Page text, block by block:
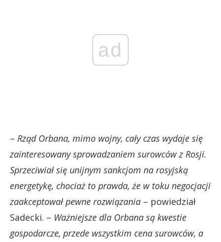
ad
– Rząd Orbana, mimo wojny, cały czas wydaje się
zainteresowany sprowadzaniem surowców z Rosji.
Sprzeciwiał się unijnym sankcjom na rosyjską
energetykę, chociaż to prawda, że w toku negocjacji
zaakceptował pewne rozwiązania – powiedział
Sadecki. – Ważniejsze dla Orbana są kwestie
gospodarcze, przede wszystkim cena surowców, a